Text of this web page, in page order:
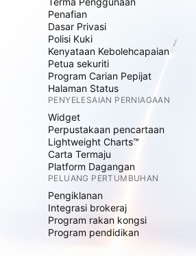
Penafian
Dasar Privasi
Polisi Kuki
Kenyataan Kebolehcapaian
Petua sekuriti
Program Carian Pepijat
Halaman Status
PENYELESAIAN PERNIAGAAN
Widget
Perpustakaan pencartaan
Lightweight Charts™
Carta Termaju
Platform Dagangan
PELUANG PERTUMBUHAN
Pengiklanan
Integrasi brokeraj
Program rakan kongsi
Program pendidikan